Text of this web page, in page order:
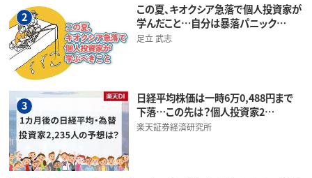
2
この夏、キオクシア急落で個人投資家が
学んだこと…自分は暴落パニック…
足立 武志
3
日経平均株価は一時6万0,488円まで
下落…この先は？個人投資家2…
楽天証券経済研究所